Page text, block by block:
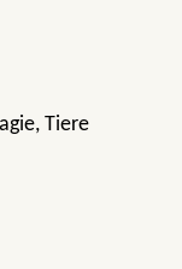
, Tiere